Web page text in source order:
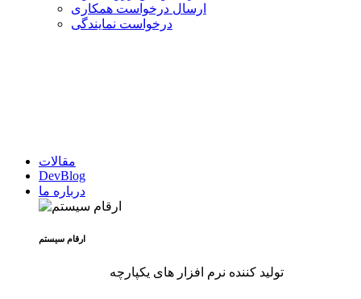
ارسال درخواست همکاری
درخواست نمایندگی
مقالات
DevBlog
درباره ما
ارقام سیستم
تولید کننده نرم افزار های یکپارچه